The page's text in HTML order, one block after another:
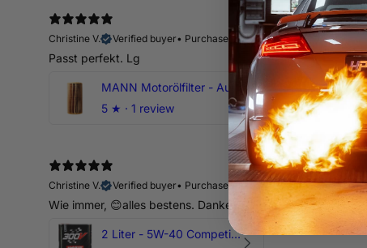
Christine V.
Verified buyer• Purchased 14 days ago
Passt perfekt. Lg
5 ★ · 1 review
Christine V.
Verified buyer• Purchased 14 days ago
Wie immer, 😊alles bestens. Danke.
2 Liter - 5W-40 Competition 300V Motul Motoröl